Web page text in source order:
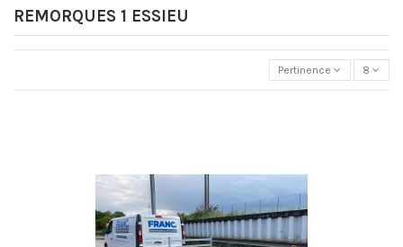
REMORQUES 1 ESSIEU
Pertinence 8